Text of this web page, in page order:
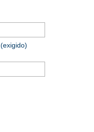
(exigido)